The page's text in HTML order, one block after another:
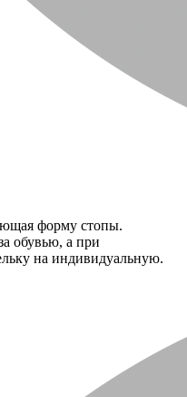
форму стопы.
обувью, а при
на индивидуальную.